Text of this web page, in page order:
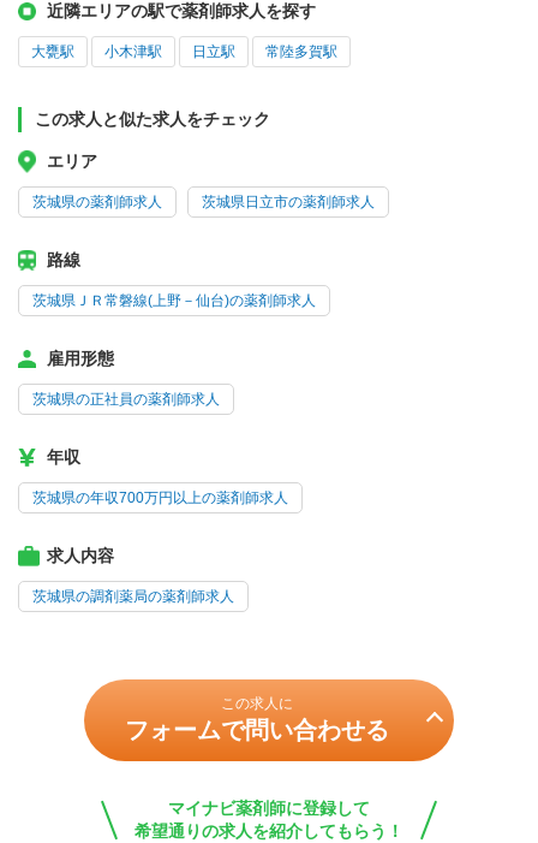
近隣エリアの駅で薬剤師求人を探す
大甕駅 小木津駅 日立駅 常陸多賀駅
この求人と似た求人をチェック
エリア
茨城県の薬剤師求人 茨城県日立市の薬剤師求人
路線
茨城県ＪＲ常磐線(上野－仙台)の薬剤師求人
雇用形態
茨城県の正社員の薬剤師求人
年収
茨城県の年収700万円以上の薬剤師求人
求人内容
茨城県の調剤薬局の薬剤師求人
この求人に
フォームで問い合わせる
マイナビ薬剤師に登録して
希望通りの求人を紹介してもらう！